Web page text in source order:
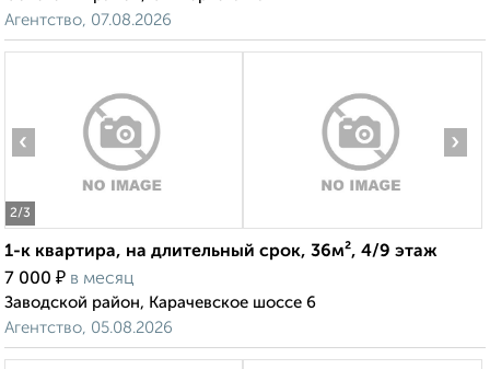
Агентство, 07.08.2026
2/3
‹ ›
1-к квартира, на длительный срок, 36м², 4/9 этаж
7 000 ₽ в месяц
Заводской район, Карачевское шоссе 6
Агентство, 05.08.2026